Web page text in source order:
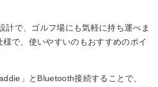
計で、ゴルフ場にも気軽に持ち運べま
で、使いやすいのもおすすめのポイ
」とBluetooth接続することで、